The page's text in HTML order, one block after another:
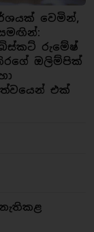
වෙමින්,
රුමේෂ්
ඔලිම්පික්
එක්